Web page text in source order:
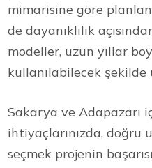
mimarisine göre
de dayanıklılık
modeller, uzun yıllar
kullanılabilecek
Sakarya ve Adapazarı
ihtiyaçlarınızda, doğru
seçmek projenin